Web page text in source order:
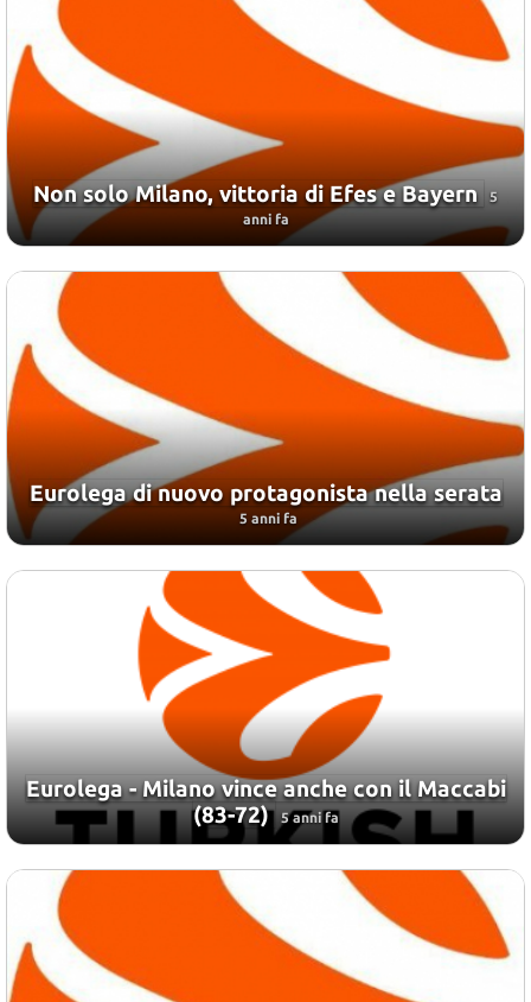
Non solo Milano, vittoria di Efes e Bayern 5
anni fa
Eurolega di nuovo protagonista nella serata
5 anni fa
Eurolega - Milano vince anche con il Maccabi
(83-72) 5 anni fa